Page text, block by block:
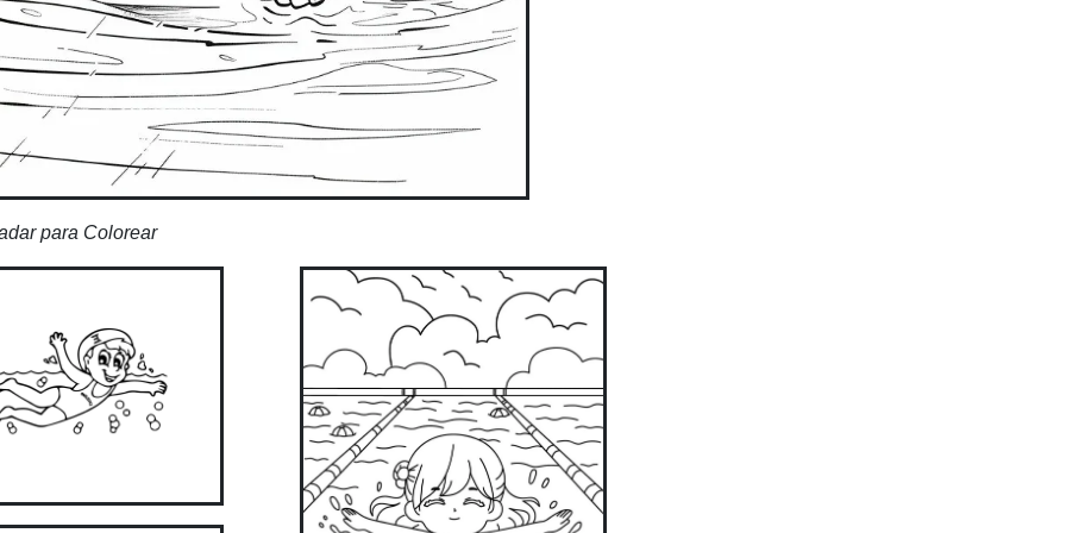
para Colorear